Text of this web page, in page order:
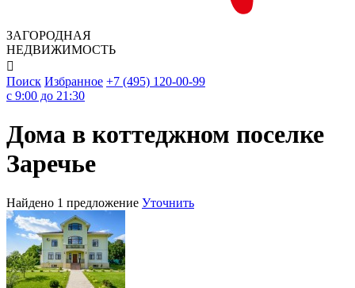
ЗАГОРОДНАЯ
НЕДВИЖИМОСТЬ

Поиск Избранное +7 (495) 120-00-99
c 9:00 до 21:30
Дома в коттеджном поселке
Заречье
Найдено 1 предложение Уточнить